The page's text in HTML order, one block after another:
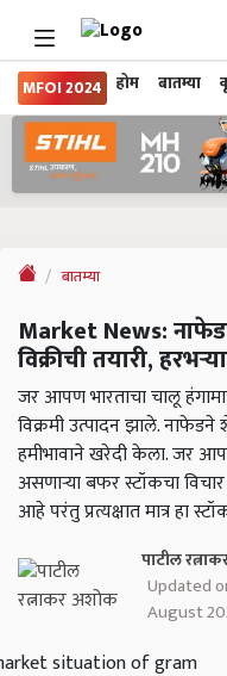
MFOI 2024 होम बातम्या
बातम्या
Market News:
विक्रीची तयारी,
जर आपण भारताचा चालू
विक्रमी उत्पादन झाले.
हमीभावाने खरेदी केला. जर
असणाऱ्या बफर स्टॉकचा
आहे परंतु प्रत्यक्षात मात्र हा
पाटील
Updated
August